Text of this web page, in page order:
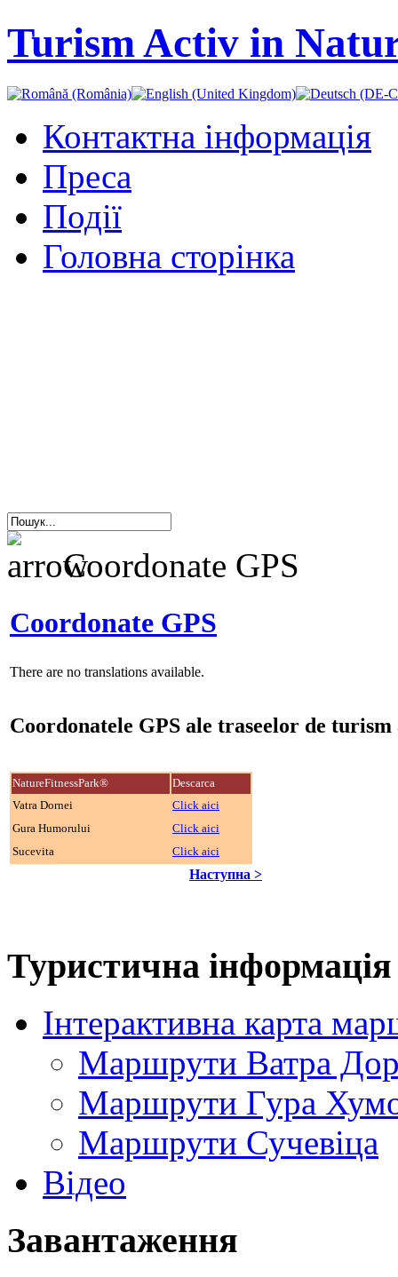
Turism Activ in
Контактна інформація
Преса
Події
Головна сторінка
Coordonate GPS
Coordonate GPS
There are no translations available.
Coordonatele GPS ale traseelor de
NatureFitnessPark®
Descarca
Vatra Dornei
Click aici
Gura Humorului
Click aici
Sucevita
Click aici
Наступна >
Туристична інформація
Інтерактивна карта
Маршрути Ватра
Маршрути Гура
Маршрути Сучевіца
Відео
Завантаження